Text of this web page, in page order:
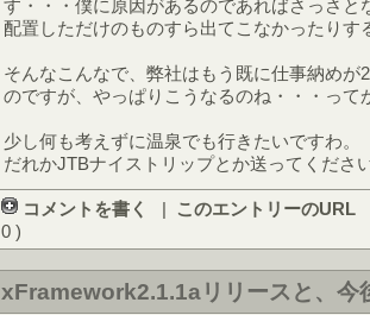
す・・・僕に原因があるのであればさっさと
配置しただけのものすら出てこなかったりす
そんなこんなで、弊社はもう既に仕事納めが
のですが、やっぱりこうなるのね・・・って
少し何も考えずに温泉でも行きたいですわ。
だれかJTBナイストリップとか送ってくださ
コメントを書く | このエントリーのURL
0 )
xFramework2.1.1aリリースと、今